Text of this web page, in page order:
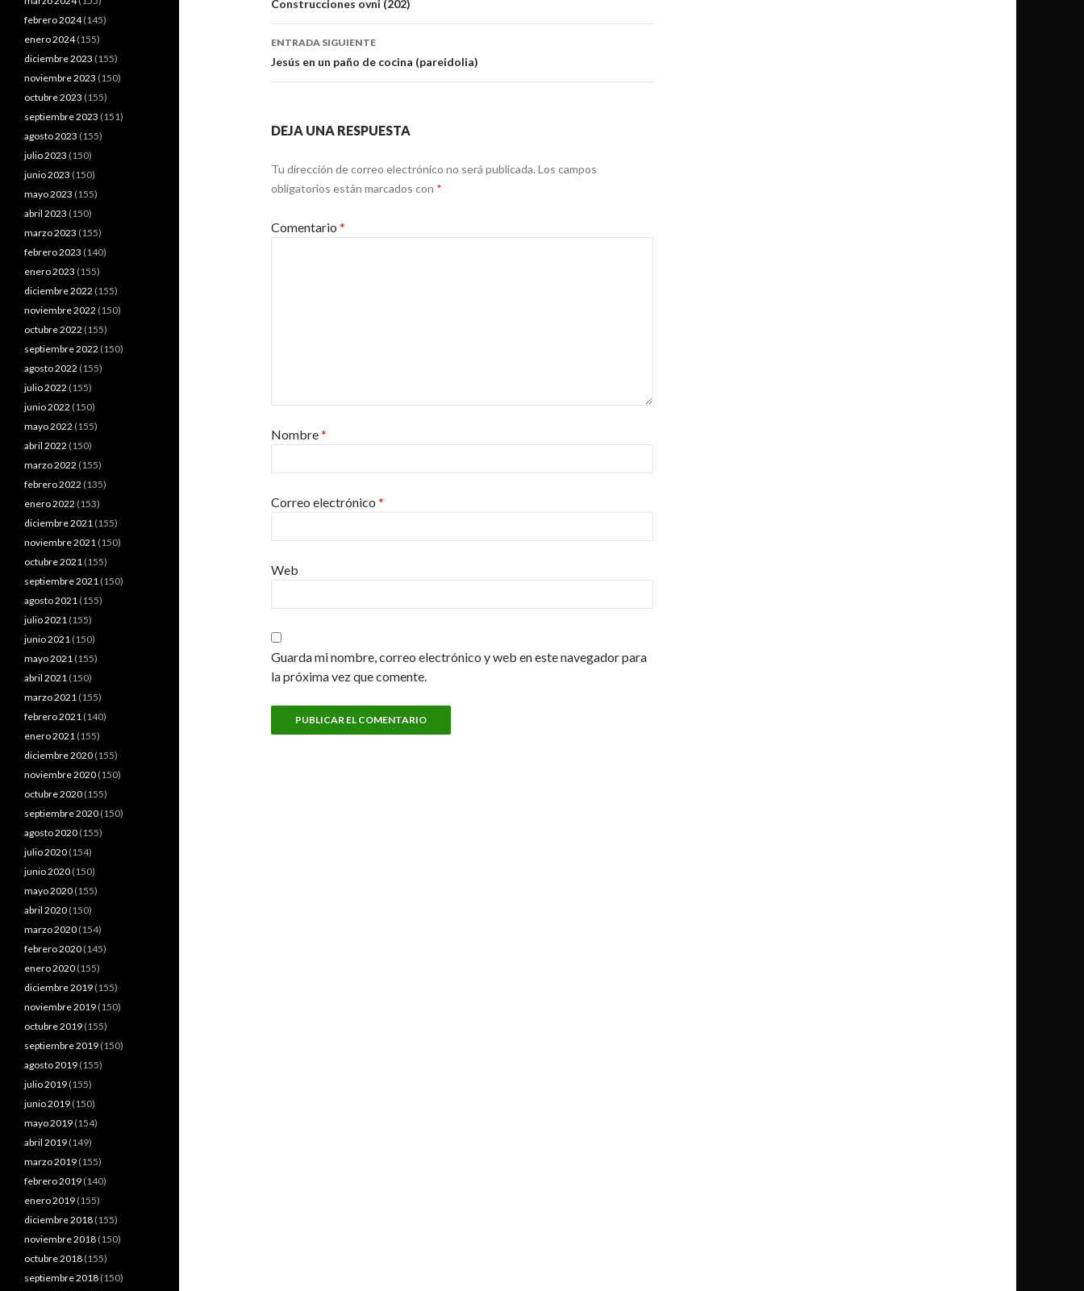
de
entradas
Construcciones ovni (202)
ENTRADA SIGUIENTE
Jesús en un paño de cocina (pareidolia)
DEJA UNA RESPUESTA
Tu dirección de correo electrónico no será publicada. Los campos
obligatorios están marcados con *
Comentario *
Nombre*
Correo electrónico *
Web
Guarda mi nombre, correo electrónico y web en este navegador para
la próxima vez que comente.
febrero 2024(145)
enero 2024(155)
diciembre 2023 (155)
noviembre 2023 (150)
octubre 2023 (155)
septiembre 2023 (151)
agosto 2023 (155)
julio 2023 (150)
junio 2023 (150)
mayo 2023 (155)
abril 2023 (150)
marzo 2023 (155)
febrero 2023 (140)
enero 2023 (155)
diciembre 2022 (155)
noviembre 2022 (150)
octubre 2022 (155)
septiembre 2022 (150)
agosto 2022 (155)
julio 2022 (155)
junio 2022 (150)
mayo 2022 (155)
abril 2022 (150)
marzo 2022 (155)
febrero 2022 (135)
enero 2022 (153)
diciembre 2021 (155)
noviembre 2021 (150)
octubre 2021 (155)
septiembre 2021 (150)
agosto 2021 (155)
julio 2021 (155)
junio 2021 (150)
mayo 2021 (155)
abril 2021 (150)
marzo 2021 (155)
febrero 2021 (140)
enero 2021 (155)
diciembre 2020 (155)
noviembre 2020 (150)
octubre 2020 (155)
septiembre 2020 (150)
agosto 2020 (155)
julio 2020 (154)
junio 2020 (150)
mayo 2020 (155)
abril 2020 (150)
marzo 2020 (154)
febrero 2020 (145)
enero 2020 (155)
diciembre 2019 (155)
noviembre 2019 (150)
octubre 2019 (155)
septiembre 2019 (150)
agosto 2019 (155)
julio 2019 (155)
junio 2019 (150)
mayo 2019 (154)
abril 2019 (149)
marzo 2019 (155)
febrero 2019 (140)
enero 2019 (155)
diciembre 2018 (155)
noviembre 2018 (150)
octubre 2018 (155)
septiembre 2018 (150)